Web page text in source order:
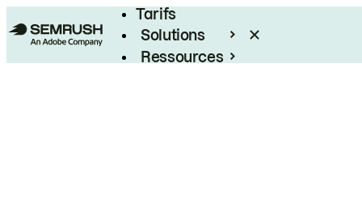
Tarifs
Solutions
Ressources